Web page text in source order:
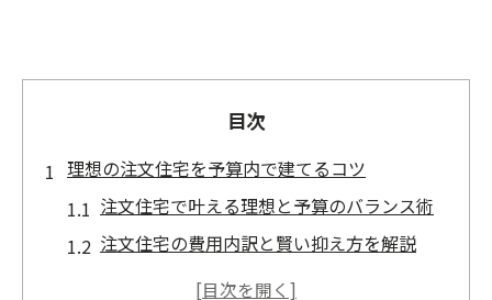
目次
理想の注文住宅を予算内で建てるコツ
注文住宅で叶える理想と予算のバランス術
注文住宅の費用内訳と賢い抑え方を解説
注文住宅で予算オーバーを防ぐ事前準備の